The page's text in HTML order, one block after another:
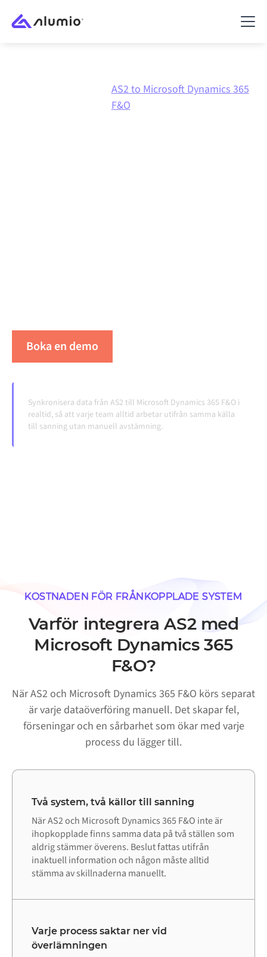
AS2 to Microsoft Dynamics 365
F&O
Boka en demo
Synkronisera data från AS2 till Microsoft Dynamics 365 F&O i
realtid, så att varje team alltid arbetar utifrån samma källa
till sanning utan manuell avstämning.
KOSTNADEN FÖR FRÅNKOPPLADE SYSTEM
Varför integrera AS2 med
Microsoft Dynamics 365
F&O?
När AS2 och Microsoft Dynamics 365 F&O körs separat
är varje dataöverföring manuell. Det skapar fel,
förseningar och en sårbarhet som ökar med varje
process du lägger till.
Två system, två källor till sanning
När AS2 och Microsoft Dynamics 365 F&O inte är
ihopkopplade finns samma data på två ställen som
aldrig stämmer överens. Beslut fattas utifrån
inaktuell information och någon måste alltid
stämma av skillnaderna manuellt.
Varje process saktar ner vid
överlämningen